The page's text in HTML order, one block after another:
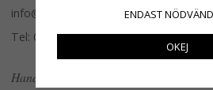
info@glasverandan.se
Tel: 079-3495968
Handla
ENDAST
OKEJ